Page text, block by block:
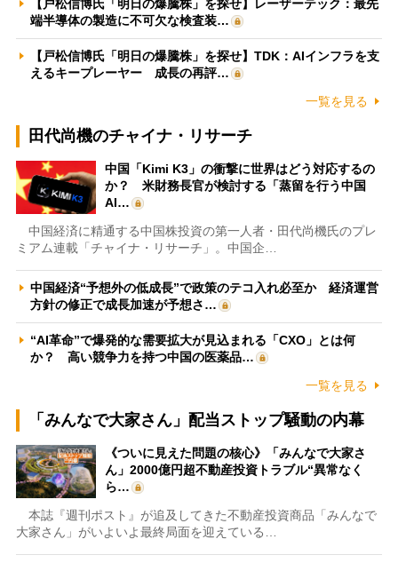
【戸松信博氏「明日の爆騰株」を探せ】レーザーテック：最先
端半導体の製造に不可欠な検査装…
【戸松信博氏「明日の爆騰株」を探せ】TDK：AIインフラを支
えるキープレーヤー 成長の再評…
一覧を見る
田代尚機のチャイナ・リサーチ
中国「Kimi K3」の衝撃に世界はどう対応するの
か？ 米財務長官が検討する「蒸留を行う中国
AI…
中国経済に精通する中国株投資の第一人者・田代尚機氏のプレ
ミアム連載「チャイナ・リサーチ」。中国企…
中国経済“予想外の低成長”で政策のテコ入れ必至か 経済運営
方針の修正で成長加速が予想さ…
“AI革命”で爆発的な需要拡大が見込まれる「CXO」とは何
か？ 高い競争力を持つ中国の医薬品…
一覧を見る
「みんなで大家さん」配当ストップ騒動の内幕
《ついに見えた問題の核心》「みんなで大家さ
ん」2000億円超不動産投資トラブル“異常なく
ら…
本誌『週刊ポスト』が追及してきた不動産投資商品「みんなで
大家さん」がいよいよ最終局面を迎えている…